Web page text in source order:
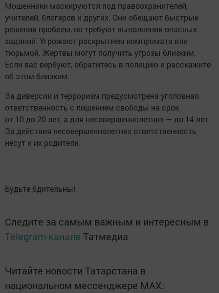
Мошенники маскируются под правоохранителей,
учителей, блогеров и других. Они обещают быстрые
решения проблем, но требуют выполнения опасных
заданий. Угрожают раскрытием компромата или
тюрьмой. Жертвы могут получить угрозы близким.
Если вас вербуют, обратитесь в полицию и расскажите
об этом близким.
За диверсии и терроризм предусмотрена уголовная
ответственность с лишением свободы на срок
от 10 до 20 лет, а для несовершеннолетних — до 14 лет.
За действия несовершеннолетних ответственность
несут и их родители.
Будьте бдительны!
Следите за самым важным и интересным в
Telegram-канале Татмедиа
Читайте новости Татарстана в
национальном мессенджере MАХ: